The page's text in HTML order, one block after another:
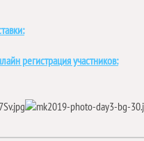
регистрация участников: